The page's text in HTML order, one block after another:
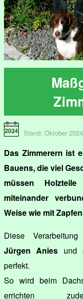
Stand: Oktober 2024
Das Zimmerern ist
Bauens, die viel
müssen
miteinander
Weise wie mit
Diese
Jürgen Anies und
perfekt.
So wird beim
errichten